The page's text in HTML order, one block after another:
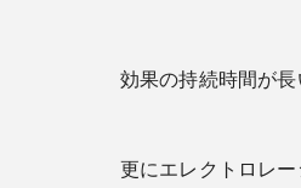
効果の持続時間が長
更にエレクトロレ